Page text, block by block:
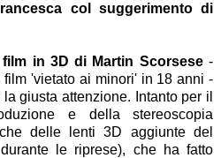
col suggerimento di
in 3D di Martin Scorsese-
'vietato ai minori' in 18 anni -
giusta attenzione. Intanto per il
e della stereoscopia
delle lenti 3D aggiunte del
le riprese), che ha fatto